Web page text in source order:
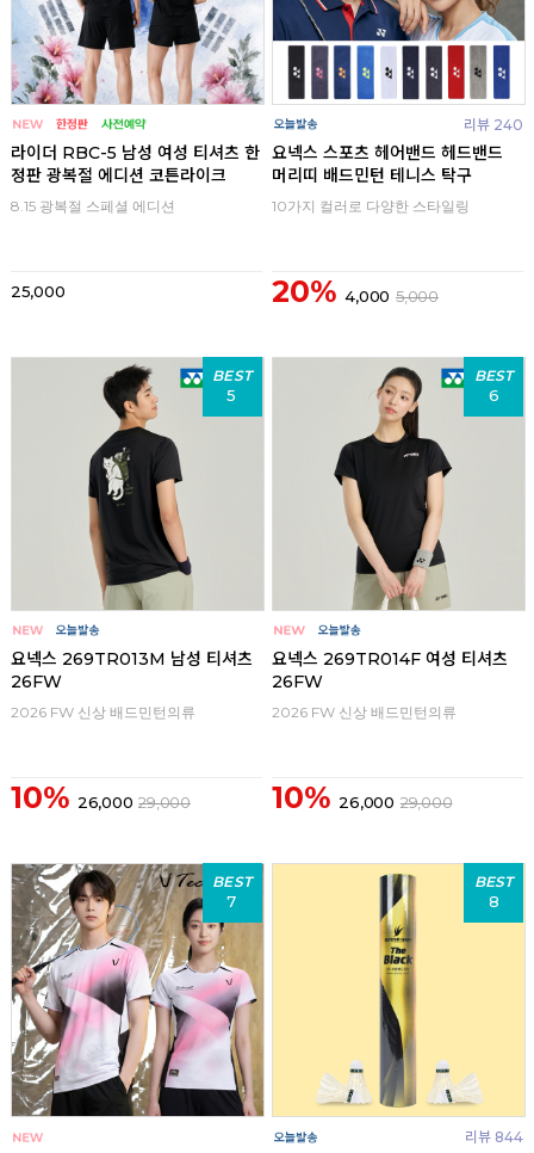
라이더 RBC-5 남성 여성 티셔츠 한
정판 광복절 에디션 코튼라이크
8.15 광복절 스페셜 에디션
25,000
리뷰 240
요넥스 스포츠 헤어밴드 헤드밴드
머리띠 배드민턴 테니스 탁구
10가지 컬러로 다양한 스타일링
20% 4,000 5,000
BEST
5
요넥스 269TR013M 남성 티셔츠
26FW
2026 FW 신상 배드민턴의류
10% 26,000 29,000
BEST
6
요넥스 269TR014F 여성 티셔츠
26FW
2026 FW 신상 배드민턴의류
10% 26,000 29,000
BEST
7
BEST
8
리뷰 844